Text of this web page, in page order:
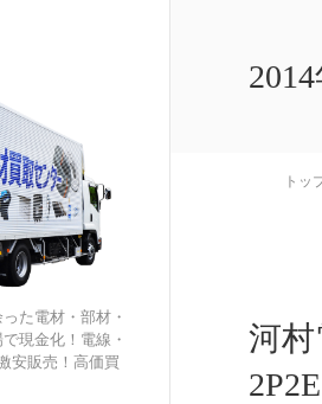
た電材・部材・
現金化！電線・
安販売！高価買
トッ
河